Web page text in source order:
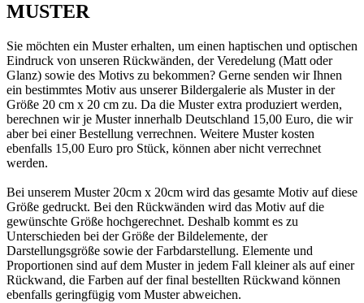
MUSTER
Sie möchten ein Muster erhalten, um einen haptischen und optischen
Eindruck von unseren Rückwänden, der Veredelung (Matt oder
Glanz) sowie des Motivs zu bekommen? Gerne senden wir Ihnen
ein bestimmtes Motiv aus unserer Bildergalerie als Muster in der
Größe 20 cm x 20 cm zu. Da die Muster extra produziert werden,
berechnen wir je Muster innerhalb Deutschland 15,00 Euro, die wir
aber bei einer Bestellung verrechnen. Weitere Muster kosten
ebenfalls 15,00 Euro pro Stück, können aber nicht verrechnet
werden.
Bei unserem Muster 20cm x 20cm wird das gesamte Motiv auf diese
Größe gedruckt. Bei den Rückwänden wird das Motiv auf die
gewünschte Größe hochgerechnet. Deshalb kommt es zu
Unterschieden bei der Größe der Bildelemente, der
Darstellungsgröße sowie der Farbdarstellung. Elemente und
Proportionen sind auf dem Muster in jedem Fall kleiner als auf einer
Rückwand, die Farben auf der final bestellten Rückwand können
ebenfalls geringfügig vom Muster abweichen.